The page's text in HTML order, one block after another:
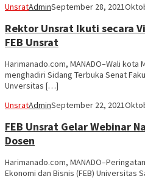
UnsratAdminSeptember 28, 2021
Rektor Unsrat Ikuti secara
FEB Unsrat
Harimanado.com, MANADO–Wali kota
menghadiri Sidang Terbuka Senat
Unversitas […]
UnsratAdminSeptember 22, 2021
FEB Unsrat Gelar Webinar
Dosen
Harimanado.com,
Ekonomi dan Bisnis (FEB) Universitas